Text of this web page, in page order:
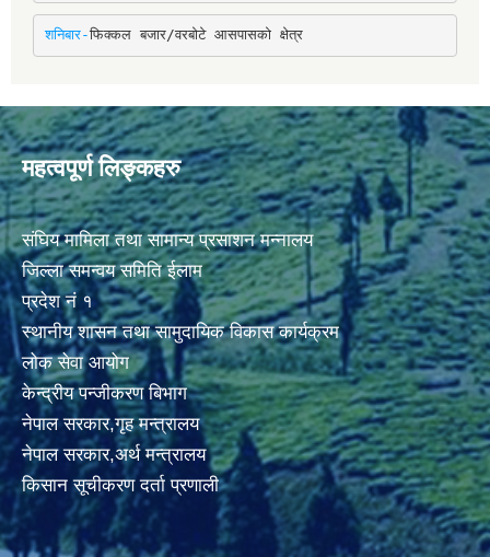
शनिबार-फिक्कल बजार/वरबोटे आसपासको क्षेत्र
महत्वपूर्ण लिङ्कहरु
संघिय मामिला तथा सामान्य प्रसाशन मन्नालय
जिल्ला समन्वय समिति ईलाम
प्रदेश नं १
स्थानीय शासन तथा सामुदायिक विकास कार्यक्रम
लोक सेवा आयोग
केन्द्रीय पन्जीकरण बिभाग
नेपाल सरकार,गृह मन्त्रालय
नेपाल सरकार,अर्थ मन्त्रालय
किसान सूचीकरण दर्ता प्रणाली